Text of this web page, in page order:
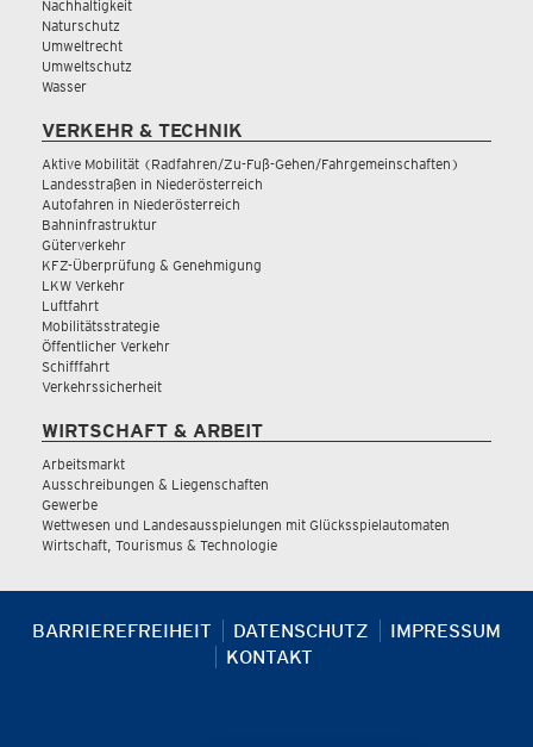
Nachhaltigkeit
Naturschutz
Umweltrecht
Umweltschutz
Wasser
VERKEHR & TECHNIK
Aktive Mobilität (Radfahren/Zu-Fuß-Gehen/Fahrgemeinschaften)
Landesstraßen in Niederösterreich
Autofahren in Niederösterreich
Bahninfrastruktur
Güterverkehr
KFZ-Überprüfung & Genehmigung
LKW Verkehr
Luftfahrt
Mobilitätsstrategie
Öffentlicher Verkehr
Schifffahrt
Verkehrssicherheit
WIRTSCHAFT & ARBEIT
Arbeitsmarkt
Ausschreibungen & Liegenschaften
Gewerbe
Wettwesen und Landesausspielungen mit Glücksspielautomaten
Wirtschaft, Tourismus & Technologie
BARRIEREFREIHEIT DATENSCHUTZ
IMPRESSUM
KONTAKT